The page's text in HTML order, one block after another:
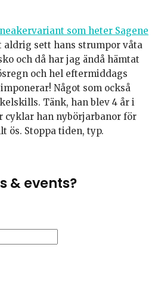
som heter Sagene
aldrig sett hans strumpor våta
och då har jag ändå hämtat
och hel eftermiddags
Något som också
Tänk, han blev 4 år i
cyklar han nybörjarbanor för
ös. Stoppa tiden, typ.
& events?